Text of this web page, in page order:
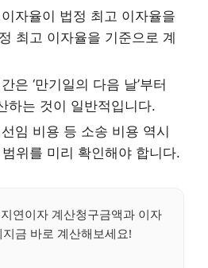
자율이 법정 최고 이자율을
최고 이자율을 기준으로 계
은 ‘만기일의 다음 날’부터
하는 것이 일반적입니다.
임 비용 등 소송 비용 역시
위를 미리 확인해야 합니다.
연이자 계산청구금액과 이자
금 바로 계산해보세요!